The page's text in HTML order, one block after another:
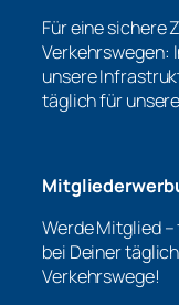
Für eine sichere
Verkehrswegen:
unsere
täglich für
Werde Mitglied
bei Deiner
Verkehrswege!